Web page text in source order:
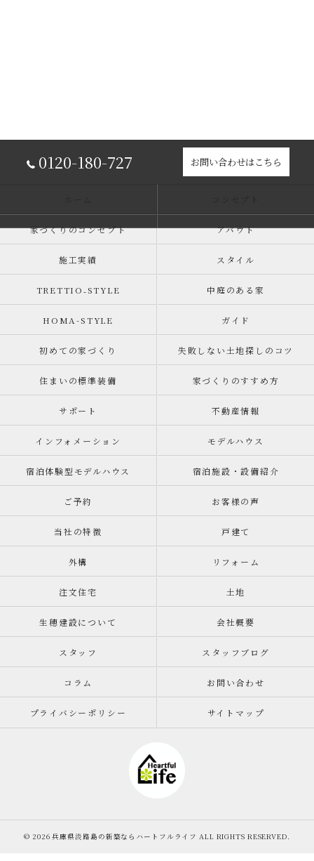
0120-180-727 お問い合わせはこちら
家づくりのコンセプト アバウト
施工実績 スタイル
TRETTIO₋STYLE 中庭のある家
HOMA-STYLE ガイド
初めての家づくり 失敗しない土地探しのコツ
住まいの標準装備 家づくりのすすめ方
サポート 不動産情報
インフォメーション モデルハウス
宿泊体験型モデルハウス 宿泊施設・設備紹介
ご予約 お客様の声
当社の特徴 戸建て
外構 リフォーム
注文住宅 土地
生穂建設について 会社概要
スタッフ スタッフブログ
コラム お問い合わせ
プライバシーポリシー サイトマップ
© 2026 兵庫県淡路島の新築ならハートフルライフ ALL RIGHTS RESERVED.